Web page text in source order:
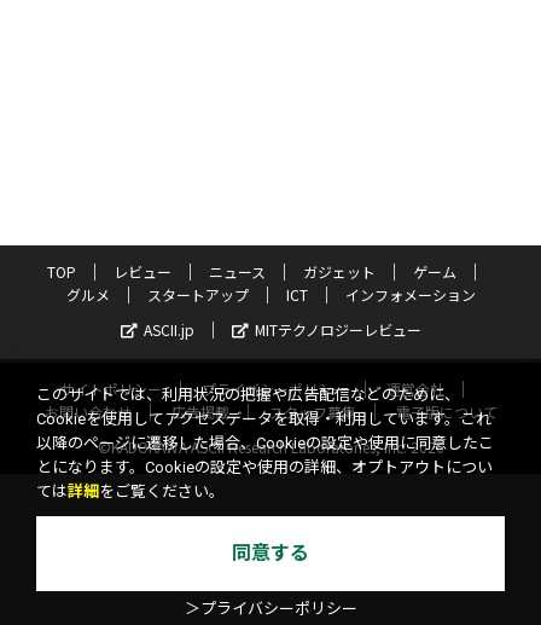
TOP レビュー ニュース ガジェット
ゲーム
グルメ
スタートアップ ICT
インフォメーション
ASCII.jp
MITテクノロジーレビュー
サイトポリシー プライバシーポリシー
運営会社
お問い合わせ
広告掲載 スタッフ募集
電子版について
©KADOKAWA ASCII Research Laboratories, Inc. 2026
このサイトでは、利用状況の把握や広告配信などのために、
Cookieを使用してアクセスデータを取得・利用しています。これ
以降のページに遷移した場合、Cookieの設定や使用に同意したこ
とになります。Cookieの設定や使用の詳細、オプトアウトについ
ては詳細 をご覧ください。
同意する
＞プライバシーポリシー